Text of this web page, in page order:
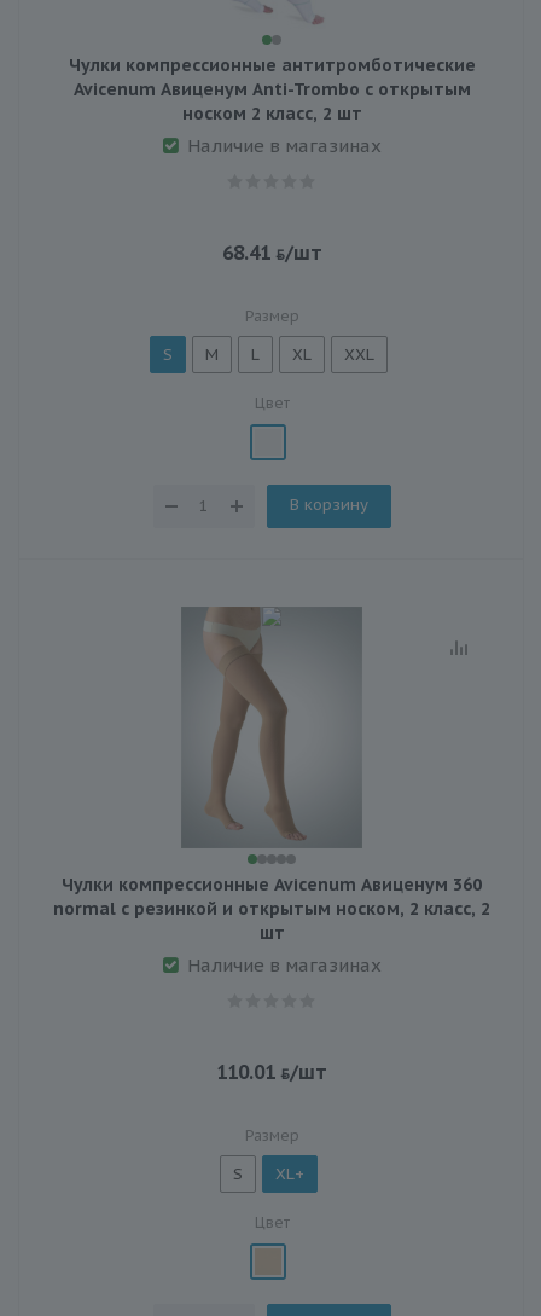
Чулки компрессионные антитромботические
Avicenum Авиценум Anti-Trombo с открытым
носком 2 класс, 2 шт
Наличие в магазинах
68.41 /шт
Размер
S M L XL XXL
Цвет
В корзину
Чулки компрессионные Avicenum Авиценум 360
normal с резинкой и открытым носком, 2 класс, 2
шт
Наличие в магазинах
110.01 /шт
Размер
S XL+
Цвет